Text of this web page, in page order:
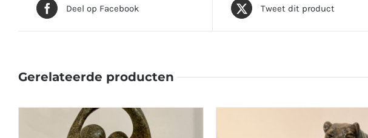
Deel op Facebook Tweet dit product
Gerelateerde producten